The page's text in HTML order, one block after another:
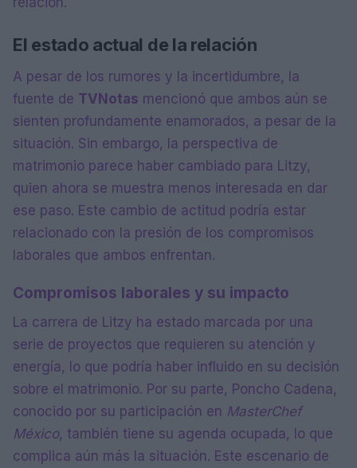
El estado actual de la relación
A pesar de los rumores y la incertidumbre, la
fuente de TVNotas mencionó que ambos aún se
sienten profundamente enamorados, a pesar de la
situación. Sin embargo, la perspectiva de
matrimonio parece haber cambiado para Litzy,
quien ahora se muestra menos interesada en dar
ese paso. Este cambio de actitud podría estar
relacionado con la presión de los compromisos
laborales que ambos enfrentan.
Compromisos laborales y su impacto
La carrera de Litzy ha estado marcada por una
serie de proyectos que requieren su atención y
energía, lo que podría haber influido en su decisión
sobre el matrimonio. Por su parte, Poncho Cadena,
conocido por su participación en MasterChef
México, también tiene su agenda ocupada, lo que
complica aún más la situación. Este escenario de